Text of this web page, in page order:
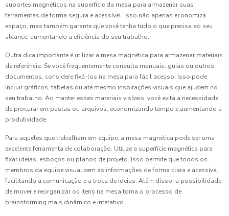
suportes magnéticos na superfície da mesa para armazenar suas
ferramentas de forma segura e acessível. Isso não apenas economiza
espaço, mas também garante que você tenha tudo o que precisa ao seu
alcance, aumentando a eficiência do seu trabalho.
Outra dica importante é utilizar a mesa magnética para armazenar materiais
de referência. Se você frequentemente consulta manuais, guias ou outros
documentos, considere fixá-los na mesa para fácil acesso. Isso pode
incluir gráficos, tabelas ou até mesmo inspirações visuais que ajudem no
seu trabalho. Ao manter esses materiais visíveis, você evita a necessidade
de procurar em pastas ou arquivos, economizando tempo e aumentando a
produtividade.
Para aqueles que trabalham em equipe, a mesa magnética pode ser uma
excelente ferramenta de colaboração. Utilize a superfície magnética para
fixar ideias, esboços ou planos de projeto. Isso permite que todos os
membros da equipe visualizem as informações de forma clara e acessível,
facilitando a comunicação e a troca de ideias. Além disso, a possibilidade
de mover e reorganizar os itens na mesa torna o processo de
brainstorming mais dinâmico e interativo.